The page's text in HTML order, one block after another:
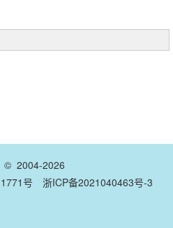
© 2004-2026
号
浙ICP备2021040463号-3